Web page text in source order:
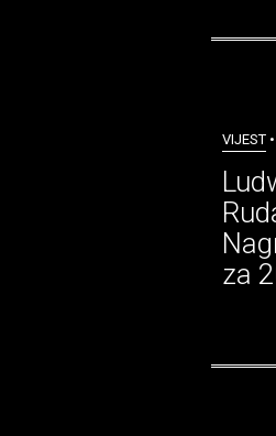
VIJEST•
za